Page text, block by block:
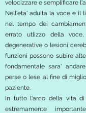
velocizzare e semplificare
Nell'eta' adulta la voce e il
nel tempo dei
errato utlizzo della voce,
degenerative o lesioni
funzioni possono subire
fondamentale sara'
perse o lese al fine di
paziente.
In tutto l'arco della vita
estremamente